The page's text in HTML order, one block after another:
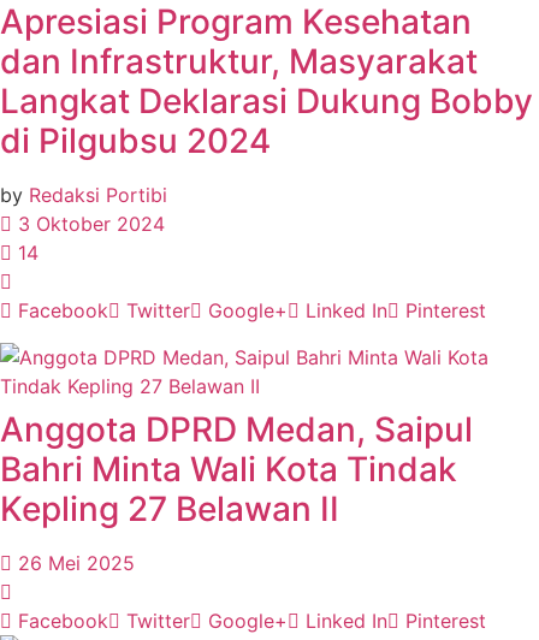
Apresiasi Program Kesehatan
dan Infrastruktur, Masyarakat
Langkat Deklarasi Dukung Bobby
di Pilgubsu 2024
by Redaksi Portibi
3 Oktober 2024
14
Facebook Twitter Google+ Linked In Pinterest
Anggota DPRD Medan, Saipul
Bahri Minta Wali Kota Tindak
Kepling 27 Belawan II
26 Mei 2025
Facebook Twitter Google+ Linked In Pinterest